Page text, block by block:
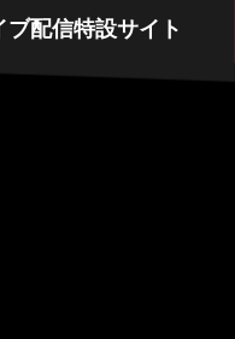
配信特設サイト